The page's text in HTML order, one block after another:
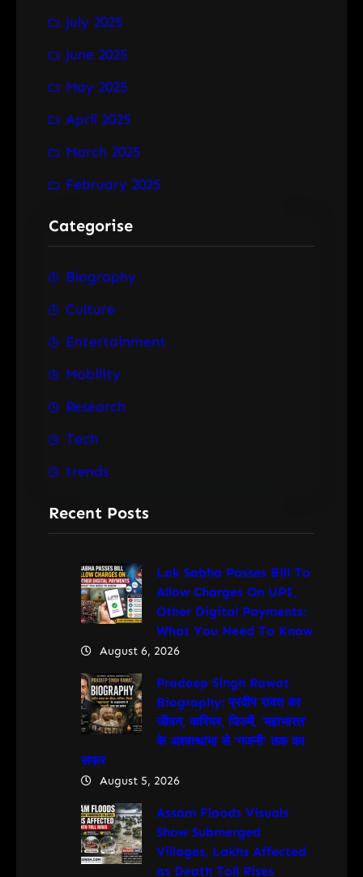
July 2025
June 2025
May 2025
April 2025
March 2025
February 2025
Categorise
Biography
Culture
Entertainment
Mobility
Research
Tech
trends
Recent Posts
Lok Sabha Passes Bill To
Allow Charges On UPI,
Other Digital Payments:
What You Need To Know
August 6, 2026
Pradeep Singh Rawat
Biography: प्रदीप रावत का
जीवन, करियर, फिल्में, ‘महाभारत’
के अश्वत्थामा से ‘गजनी’ तक का
सफर
August 5, 2026
Assam Floods Visuals
Show Submerged
Villages, Lakhs Affected
as Death Toll Rises